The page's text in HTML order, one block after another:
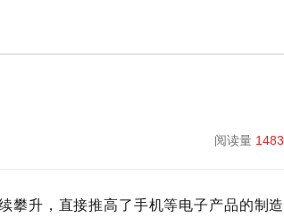
阅读量 1483
攀升，直接推高了手机等电子产品的制造